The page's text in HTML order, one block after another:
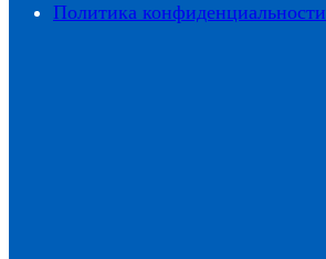
Политика конфиденциальности